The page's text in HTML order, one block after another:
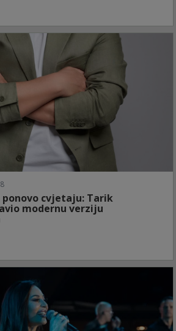
cvjetaju: Tarik
modernu verziju